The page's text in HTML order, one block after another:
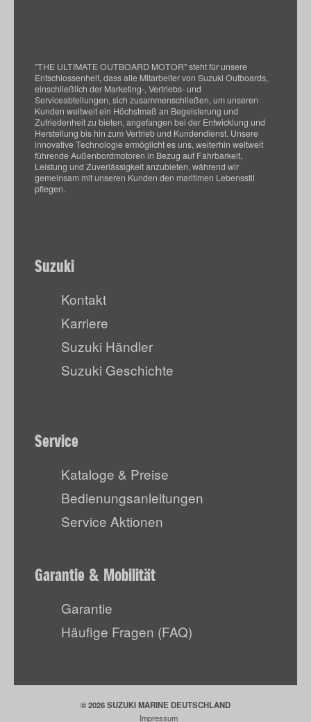
"THE ULTIMATE OUTBOARD MOTOR" steht für unsere
Entschlossenheit, dass alle Mitarbeiter von Suzuki Outboards,
einschließlich der Marketing-, Vertriebs- und
Serviceabteilungen, sich zusammenschließen, um unseren
Kunden weltweit ein Höchstmaß an Begeisterung und
Zufriedenheit zu bieten, angefangen bei der Entwicklung und
Herstellung bis hin zum Vertrieb und Kundendienst. Unsere
innovative Technologie ermöglicht es uns, weiterhin weltweit
führende Außenbordmotoren in Bezug auf Fahrbarkeit,
Leistung und Zuverlässigkeit anzubieten, während wir
gemeinsam mit unseren Kunden den maritimen Lebensstil
pflegen.
Suzuki
Kontakt
Karriere
Suzuki Händler
Suzuki Geschichte
Service
Kataloge & Preise
Bedienungsanleitungen
Service Aktionen
Garantie & Mobilität
Garantie
Häufige Fragen (FAQ)
© 2026 SUZUKI MARINE DEUTSCHLAND
Impressum